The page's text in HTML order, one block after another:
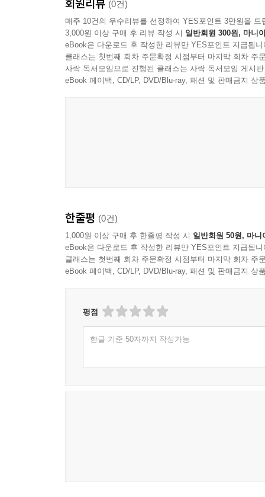
회원리뷰 (0건)
매주 10건의 우수리뷰를 선정하여 YES포인트 3만원을 드
3,000원 이상 구매 후 리뷰 작성 시 일반회원 300원, 마니
eBook은 다운로드 후 작성한 리뷰만 YES포인트 지급됩니
클래스는 첫번째 회차 주문확정 시점부터 마지막 회차 주
사락 독서모임으로 진행된 클래스는 사락 독서모임 게시
eBook 페이백, CD/LP, DVD/Blu-ray, 패션 및 판매금지 상
한줄평 (0건)
1,000원 이상 구매 후 한줄평 작성 시 일반회원 50원, 마니
eBook은 다운로드 후 작성한 리뷰만 YES포인트 지급됩니
클래스는 첫번째 회차 주문확정 시점부터 마지막 회차 주
eBook 페이백, CD/LP, DVD/Blu-ray, 패션 및 판매금지 상
평점
한글 기준 50자까지 작성가능